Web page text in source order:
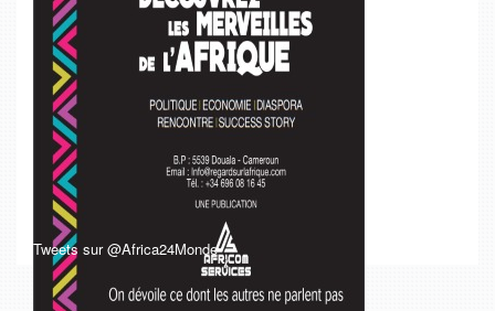
Tweets sur @Africa24Monde